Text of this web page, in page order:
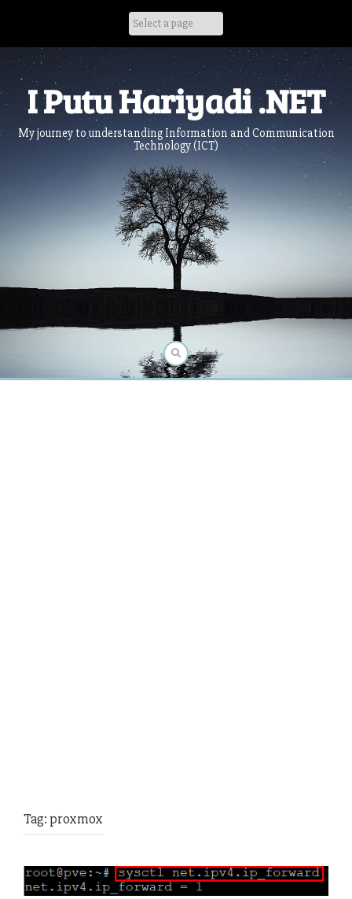
I Putu Hariyadi .NET
My journey to understanding Information and Communication
Technology (ICT)
Tag: proxmox